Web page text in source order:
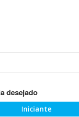
desejado
Iniciante